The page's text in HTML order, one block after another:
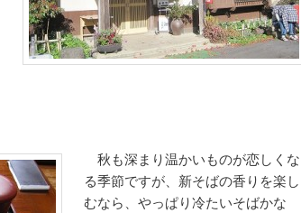
秋も深まり温かいものが恋しくな
る季節ですが、新そばの香りを楽し
むなら、やっぱり冷たいそばかな